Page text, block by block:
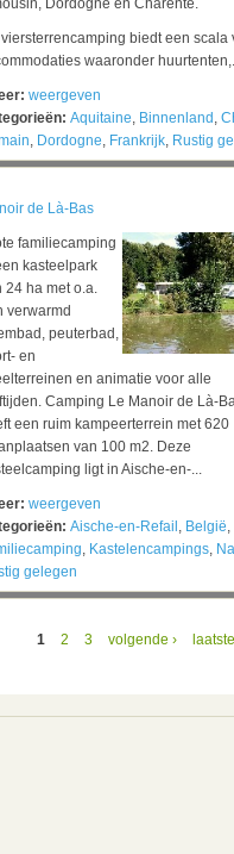
Dordogne en Charente.
viersterrencamping biedt een scala
waaronder
weergeven
Aquitaine, Binnenland ,
, Dordogne, Frankrijk, Rustig
de Là-Bas
familiecamping
kasteelpark
24 ha met o.a.
verwarmd
peuterbad,
en
en animatie voor alle
Camping Le Manoir de Là-
een ruim kampeerterrein met 620
van 100 m2. Deze
ligt in Aische-en-...
weergeven
Aische-en-Refail , België,
, Kastelencampings,
gelegen
1 2 3 volgende ›